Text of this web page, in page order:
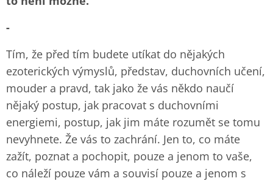
-
Tím, že před tím budete utíkat do nějakých
ezoterických výmyslů, představ, duchovních učení,
mouder a pravd, tak jako že vás někdo naučí
nějaký postup, jak pracovat s duchovními
energiemi, postup, jak jim máte rozumět se tomu
nevyhnete. Že vás to zachrání. Jen to, co máte
zažít, poznat a pochopit, pouze a jenom to vaše,
co náleží pouze vám a souvisí pouze a jenom s